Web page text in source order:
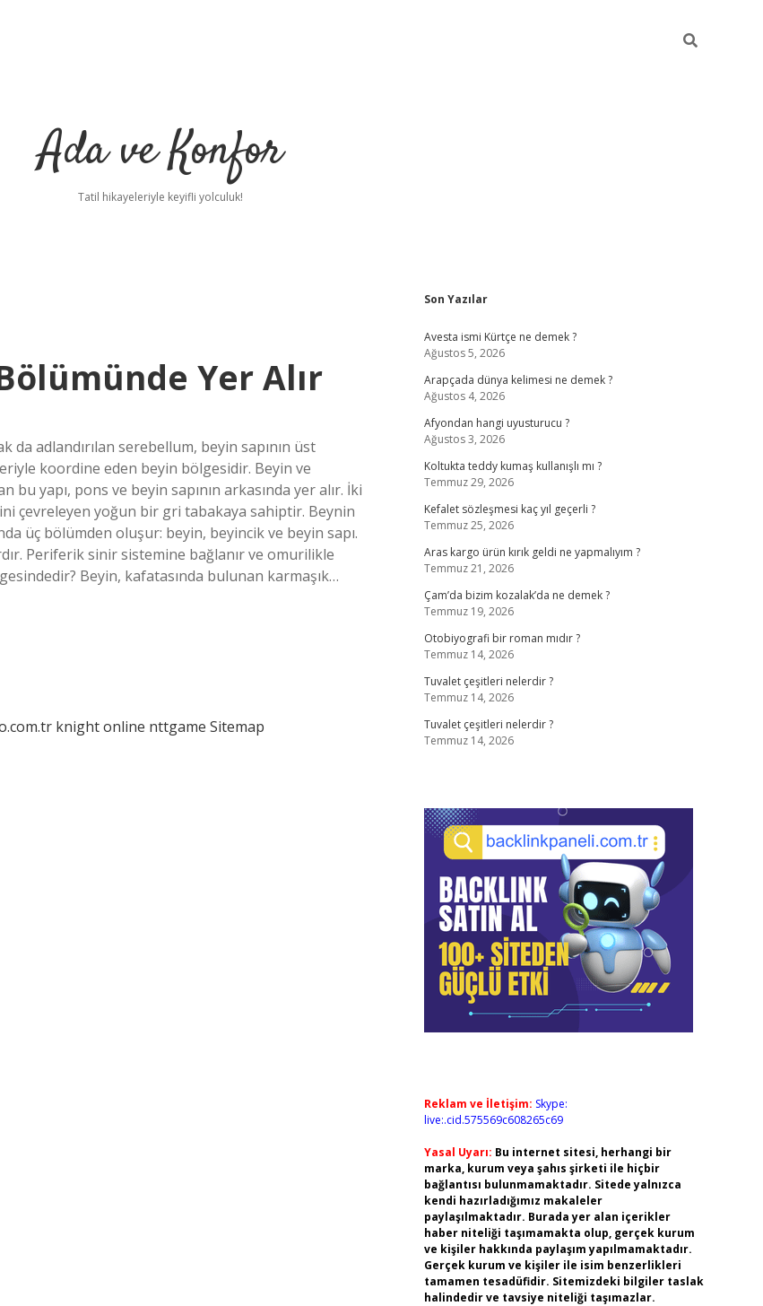
Ada ve Konfor
Tatil hikayeleriyle keyifli yolculuk!
Yer Alır
adlandırılan serebellum, beyin sapının üst
koordine eden beyin bölgesidir. Beyin ve
yapı, pons ve beyin sapının arkasında yer alır. İki
çevreleyen yoğun bir gri tabakaya sahiptir. Beynin
üç bölümden oluşur: beyin, beyincik ve beyin sapı.
Periferik sinir sistemine bağlanır ve omurilikle
Beyin, kafatasında bulunan karmaşık…
knight online nttgame Sitemap
Sidebar
Son Yazılar
Avesta ismi Kürtçe ne demek ?
Ağustos 5, 2026
Arapçada dünya kelimesi ne demek ?
Ağustos 4, 2026
Afyondan hangi uyusturucu ?
Ağustos 3, 2026
Koltukta teddy kumaş kullanışlı mı ?
Temmuz 29, 2026
Kefalet sözleşmesi kaç yıl geçerli ?
Temmuz 25, 2026
Aras kargo ürün kırık geldi ne yapmalıyım ?
Temmuz 21, 2026
Çam’da bizim kozalak’da ne demek ?
Temmuz 19, 2026
Otobiyografi bir roman mıdır ?
Temmuz 14, 2026
Tuvalet çeşitleri nelerdir ?
Temmuz 14, 2026
Tuvalet çeşitleri nelerdir ?
Temmuz 14, 2026
Reklam ve İletişim: Skype:
live:.cid.575569c608265c69
Yasal Uyarı: Bu internet sitesi, herhangi bir
marka, kurum veya şahıs şirketi ile hiçbir
bağlantısı bulunmamaktadır. Sitede yalnızca
kendi hazırladığımız makaleler
paylaşılmaktadır. Burada yer alan içerikler
haber niteliği taşımamakta olup, gerçek kurum
ve kişiler hakkında paylaşım yapılmamaktadır.
Gerçek kurum ve kişiler ile isim benzerlikleri
tamamen tesadüfidir. Sitemizdeki bilgiler taslak
halindedir ve tavsiye niteliği taşımazlar.